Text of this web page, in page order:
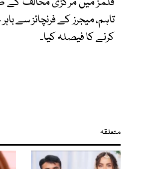
تاہم، میجرز کے فرنچائز سے
کرنے کا فیصلہ کیا۔
متعلقہ